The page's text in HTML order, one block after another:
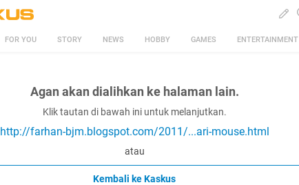
FOR YOU STORY NEWS HOBBY GAMES ENTERTAINMENT
Agan akan dialihkan ke halaman lain.
Klik tautan di bawah ini untuk melanjutkan.
http://farhan-bjm.blogspot.com/2011/...ari-mouse.html
atau
Kembali ke Kaskus